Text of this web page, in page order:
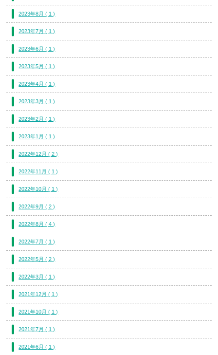
2023年8月 ( 1 )
2023年7月 ( 1 )
2023年6月 ( 1 )
2023年5月 ( 1 )
2023年4月 ( 1 )
2023年3月 ( 1 )
2023年2月 ( 1 )
2023年1月 ( 1 )
2022年12月 ( 2 )
2022年11月 ( 1 )
2022年10月 ( 1 )
2022年9月 ( 2 )
2022年8月 ( 4 )
2022年7月 ( 1 )
2022年5月 ( 2 )
2022年3月 ( 1 )
2021年12月 ( 1 )
2021年10月 ( 1 )
2021年7月 ( 1 )
2021年6月 ( 1 )